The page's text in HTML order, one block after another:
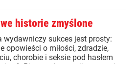
historie zmyślone
wydawniczy sukces jest prosty:
opowieści o miłości, zdradzie,
chorobie i seksie pod hasłem